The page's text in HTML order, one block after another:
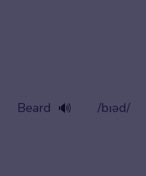
Beard 🔊 /bɪəd/